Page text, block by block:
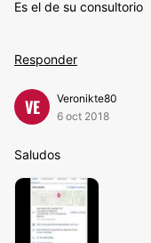
Es el de su consultorio
Responder
VE
Veronikte80
6 oct 2018
Saludos